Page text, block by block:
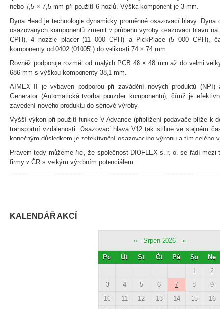
nebo 7,5 × 7,5 mm při použití 6 nozlů. Výška komponent je 3 mm.
Dyna Head je technologie dynamicky proměnné osazovací hlavy.
osazovaných komponentů změnit v průběhu výroby osazovací hlavu
CPH), 4 nozzle placer (11 000 CPH) a PickPlace (5 000 CPH),
komponenty od 0402 (01005") do velikosti 74 × 74 mm.
Rovněž podporuje rozměr od malých PCB 48 × 48 mm až do velmi
686 mm s výškou komponenty 38,1 mm.
AIMEX II je vybaven podporou při zavádění nových produktů (NPI)
Generator (Automatická tvorba pouzder komponentů), čímž je
zavedení nového produktu do sériové výroby.
Vyšší výkon při použití funkce V-Advance (přiblížení podavače blíže k
transportní vzdálenosti. Osazovací hlava V12 tak stihne ve stejném
konečným důsledkem je zefektivnění osazovacího výkonu a tím celého
Právem tedy můžeme říci, že společnost DIOFLEX s. r. o. se řadí mezi
firmy v ČR s velkým výrobním potenciálem.
KALENDÁŘ AKCÍ
« Srpen 2026 »
Po Út St Čt Pá So
Ne
1
2
3
4 5 6 7 8
9
10
11 12 13 14 15
16